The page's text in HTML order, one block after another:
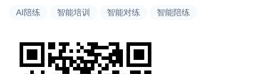
AI陪练 智能培训 智能对练 智能陪练